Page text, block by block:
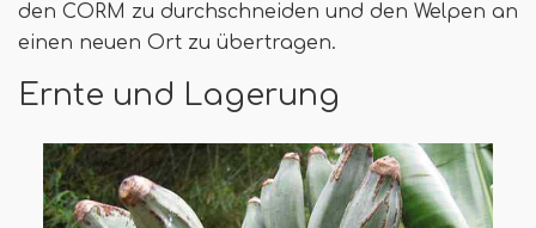
den CORM zu durchschneiden und den Welpen an
einen neuen Ort zu übertragen.
Ernte und Lagerung